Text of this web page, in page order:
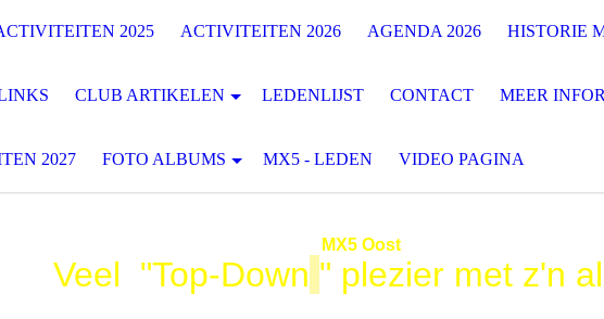
2025 ACTIVITEITEN 2026 AGENDA 2026 HISTORIE
CLUB ARTIKELEN LEDENLIJST CONTACT MEER
2027 FOTO ALBUMS MX5 - LEDEN VIDEO PAGINA
MX5Oost
Veel "Top-Down " plezier met z'n